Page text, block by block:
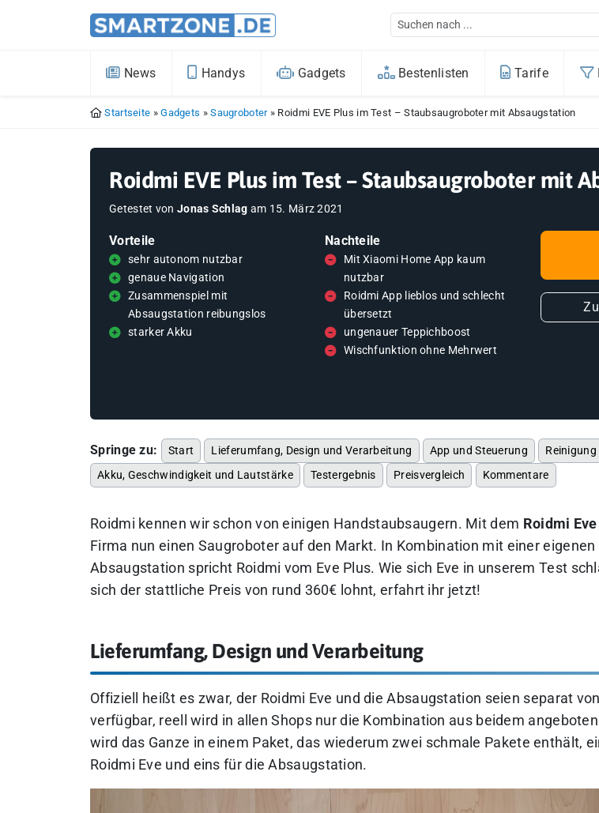
News Handys Gadgets Bestenlisten Tarife
Startseite »Gadgets »Saugroboter» Roidmi EVE Plus im Test – Staubsaugroboter mit Absaugstation
Roidmi EVE Plus im Test – Staubsaugroboter mit
Getestet von Jonas Schlag am 15. März 2021
Vorteile
sehr autonom nutzbar
genaue Navigation
Zusammenspiel mit
Absaugstation reibungslos
starker Akku
Nachteile
Mit Xiaomi Home App kaum
nutzbar
Roidmi App lieblos und schlecht
übersetzt
ungenauer Teppichboost
Wischfunktion ohne Mehrwert
Springe zu: Start Lieferumfang, Design und Verarbeitung App und Steuerung Reinigung
Akku, Geschwindigkeit und Lautstärke
Testergebnis Preisvergleich Kommentare
Roidmi kennen wir schon von einigen Handstaubsaugern. Mit dem Roidmi Eve
Firma nun einen Saugroboter auf den Markt. In Kombination mit einer eigenen
Absaugstation spricht Roidmi vom Eve Plus. Wie sich Eve in unserem Test
sich der stattliche Preis von rund 360€ lohnt, erfahrt ihr jetzt!
Lieferumfang, Design und Verarbeitung
Offiziell heißt es zwar, der Roidmi Eve und die Absaugstation seien separat
verfügbar, reell wird in allen Shops nur die Kombination aus beidem
wird das Ganze in einem Paket, das wiederum zwei schmale Pakete enthält,
Roidmi Eve und eins für die Absaugstation.